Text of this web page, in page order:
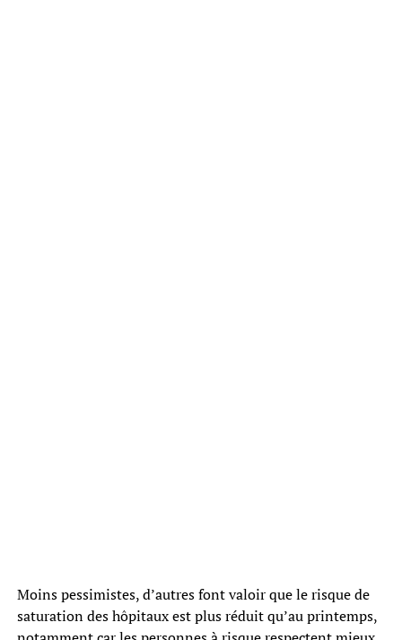
Moins pessimistes, d’autres font valoir que le risque de
saturation des hôpitaux est plus réduit qu’au printemps,